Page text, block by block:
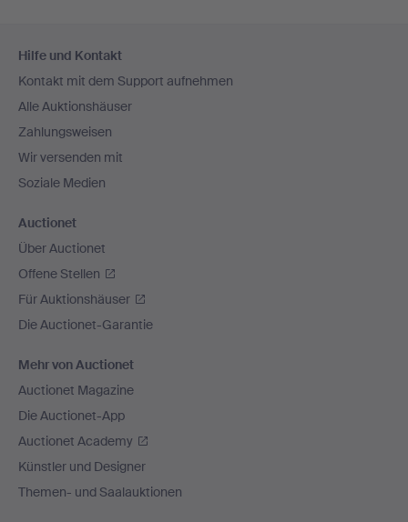
Navigation
Hilfe und Kontakt
Kontakt mit dem Support aufnehmen
Alle Auktionshäuser
Zahlungsweisen
Wir versenden mit
Soziale Medien
Auctionet
Über Auctionet
Offene Stellen
Für Auktionshäuser
Die Auctionet-Garantie
Mehr von Auctionet
Auctionet Magazine
Die Auctionet-App
Auctionet Academy
Künstler und Designer
Themen- und Saalauktionen